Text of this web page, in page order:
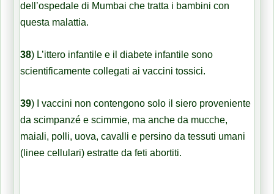
dell’ospedale di Mumbai che tratta i bambini con
questa malattia.
38) L’ittero infantile e il diabete infantile sono
scientificamente collegati ai vaccini tossici.
39) I vaccini non contengono solo il siero proveniente
da scimpanzé e scimmie, ma anche da mucche,
maiali, polli, uova, cavalli e persino da tessuti umani
(linee cellulari) estratte da feti abortiti.